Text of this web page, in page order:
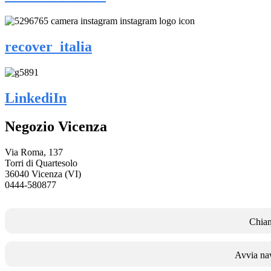
recover_italia
LinkediIn
Negozio Vicenza
Via Roma, 137
Torri di Quartesolo
36040 Vicenza (VI)
0444-580877
Avvia